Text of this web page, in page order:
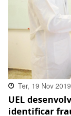
Ter, 19 Nov 2019
11:06:00 -0300
UEL
identificar